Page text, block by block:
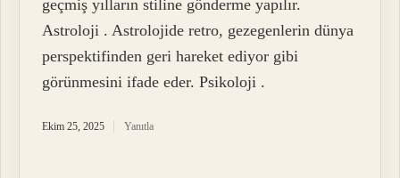
geçmiş yılların stiline gönderme yapılır.
Astroloji . Astrolojide retro, gezegenlerin dünya
perspektifinden geri hareket ediyor gibi
görünmesini ifade eder. Psikoloji .
Ekim 25, 2025 Yanıtla